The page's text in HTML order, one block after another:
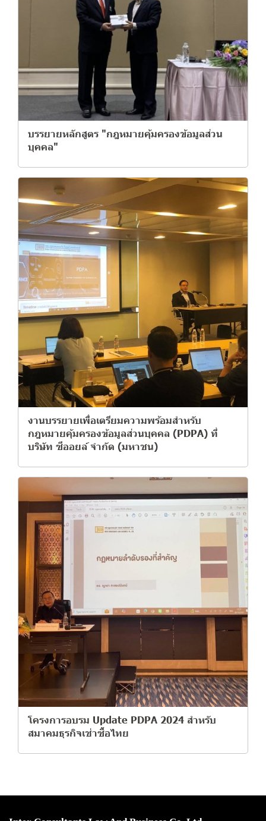
บรรยายหลักสูตร "กฎหมายคุ้มครองข้อมูลส่วน
บุคคล"
งานบรรยายเพื่อเตรียมความพร้อมสำหรับ
กฎหมายคุ้มครองข้อมูลส่วนบุคคล (PDPA) ที่
บริษัท ซีออยล์ จำกัด (มหาชน)
โครงการอบรม Update PDPA 2024 สำหรับ
สมาคมธุรกิจเช่าซื้อไทย